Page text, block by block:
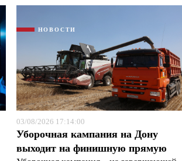
НОВОСТИ
03/08/2026 17:14:00
Уборочная кампания на Дону
выходит на финишную прямую